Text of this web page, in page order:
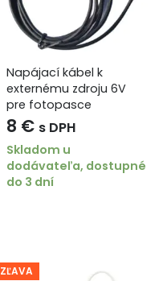
Napájací kábel k
externému zdroju 6V
pre fotopasce
TenoTrail
8 € s DPH
Skladom u
dodávateľa, dostupné
do 3 dní
ZĽAVA